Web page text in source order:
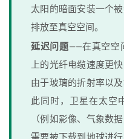
太阳的暗面安装一个
排放至真空空间。
延迟问题——在真空空
上的光纤电缆速度更
由于玻璃的折射率以
此同时，卫星在太空
（例如影像、气象数